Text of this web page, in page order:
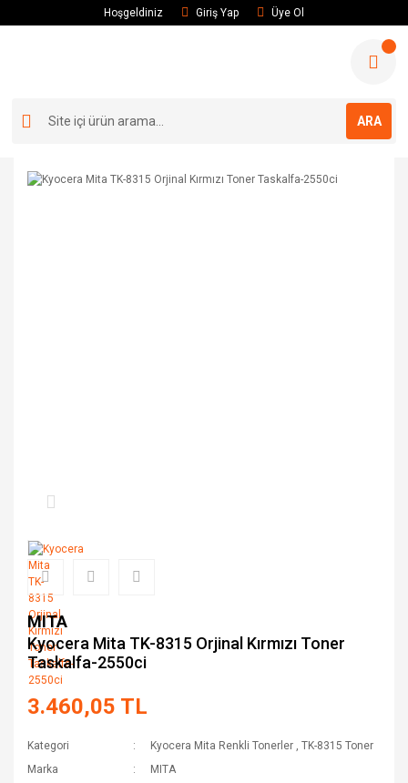
Hoşgeldiniz Giriş Yap Üye Ol
ARA
MITA
Kyocera Mita TK-8315 Orjinal Kırmızı Toner
Taskalfa-2550ci
3.460,05 TL
Kategori Kyocera Mita Renkli Tonerler ,TK-8315 Toner
Marka
MITA